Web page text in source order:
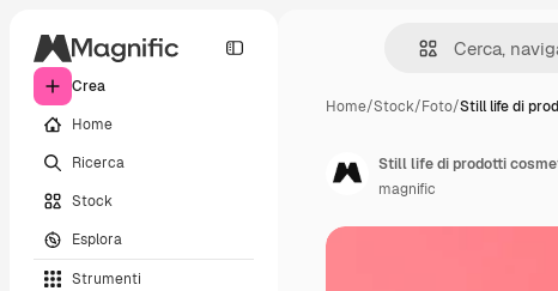
Crea
Home
Ricerca
Stock
Esplora
Strumenti
Home/Stock/Foto/Still life di
Still life di prodotti
magnific